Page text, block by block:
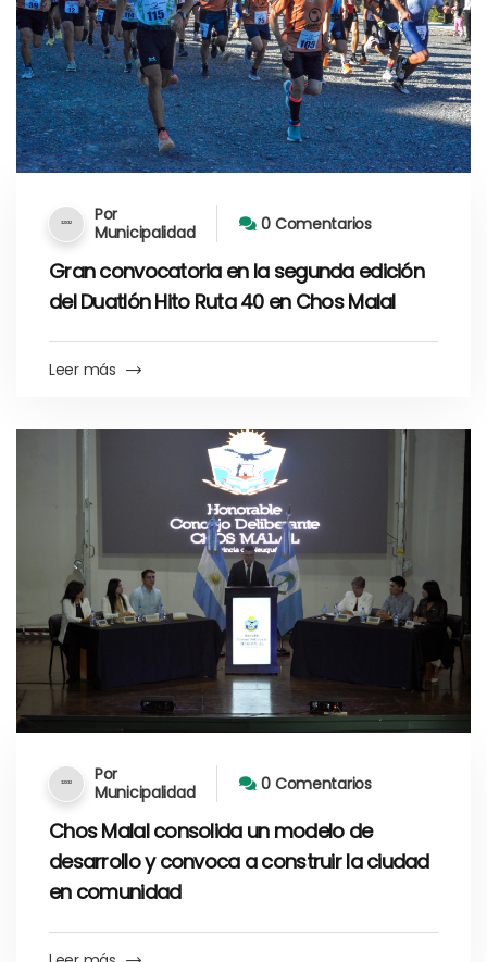
Por
Municipalidad
0 Comentarios
Gran convocatoria en la segunda edición
del Duatlón Hito Ruta 40 en Chos Malal
Leer más
Por
Municipalidad
0 Comentarios
Chos Malal consolida un modelo de
desarrollo y convoca a construir la ciudad
en comunidad